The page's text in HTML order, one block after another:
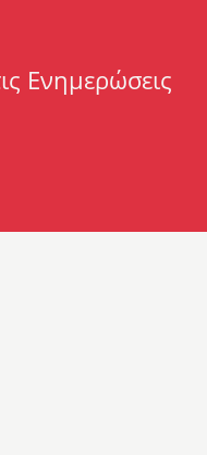
Ενημερώσεις